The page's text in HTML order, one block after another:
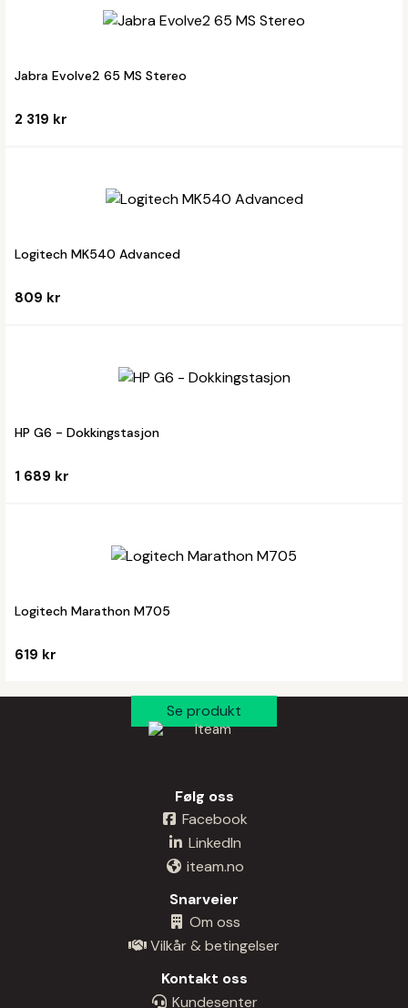
Jabra Evolve2 65 MS Stereo
2 319 kr
Logitech MK540 Advanced
809 kr
HP G6 - Dokkingstasjon
1 689 kr
Logitech Marathon M705
619 kr
Følg oss
Facebook
LinkedIn
iteam.no
Snarveier
Om oss
Vilkår & betingelser
Kontakt oss
Kundesenter